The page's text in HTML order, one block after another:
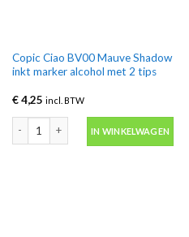
Copic Ciao BV00 Mauve Shadow
inkt marker alcohol met 2 tips
€4,25 incl. BTW
IN WINKELWAGEN